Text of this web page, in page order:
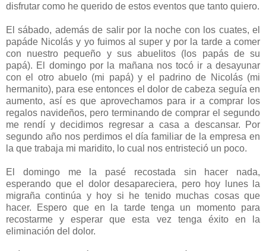
disfrutar como he querido de estos eventos que tanto quiero.
El sábado, además de salir por la noche con los cuates, el
papáde Nicolás y yo fuimos al super y por la tarde a comer
con nuestro pequeño y sus abuelitos (los papás de su
papá). El domingo por la mañana nos tocó ir a desayunar
con el otro abuelo (mi papá) y el padrino de Nicolás (mi
hermanito), para ese entonces el dolor de cabeza seguía en
aumento, así es que aprovechamos para ir a comprar los
regalos navideños, pero terminando de comprar el segundo
me rendí y decidimos regresar a casa a descansar. Por
segundo año nos perdimos el día familiar de la empresa en
la que trabaja mi maridito, lo cual nos entristeció un poco.
El domingo me la pasé recostada sin hacer nada,
esperando que el dolor desapareciera, pero hoy lunes la
migraña continúa y hoy si he tenido muchas cosas que
hacer. Espero que en la tarde tenga un momento para
recostarme y esperar que esta vez tenga éxito en la
eliminación del dolor.